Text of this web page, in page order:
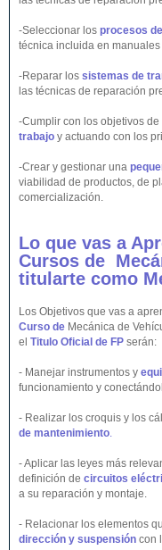
-Seleccionar los procesos
técnica incluida en
-Reparar los sistemas de
las técnicas de reparación
-Cumplir con los objetivos
trabajo y actuando con los
-Crear y gestionar una
viabilidad de productos, de
comercialización.
Lo que vas a
Cursos de
titularte como
Los Objetivos que vas a
Curso de Mecánica de
el Titulo Oficial de FP serán:
- Manejar instrumentos y
funcionamiento y
- Realizar los croquis y los
de mantenimiento.
- Aplicar las leyes más
definición de circuitos
a su reparación y montaje.
- Relacionar los elementos
dirección y suspensión con